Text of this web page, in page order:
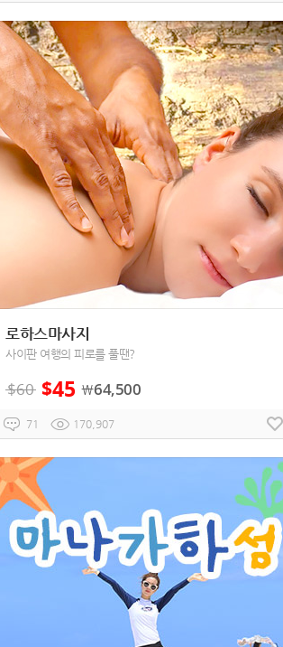
로하스마사지
사이판 여행의 피로를 풀땐?
$60 $45 ￦64,500
71 170,907